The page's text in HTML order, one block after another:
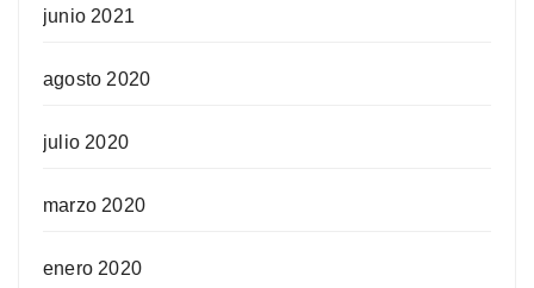
junio 2021
agosto 2020
julio 2020
marzo 2020
enero 2020